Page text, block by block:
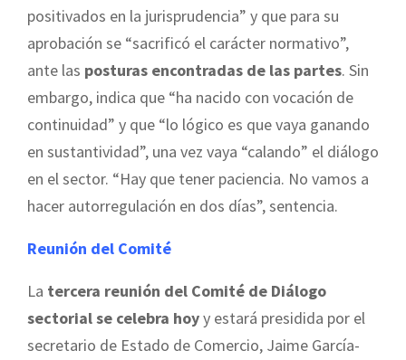
positivados en la jurisprudencia” y que para su
aprobación se “sacrificó el carácter normativo”,
ante las posturas encontradas de las partes. Sin
embargo, indica que “ha nacido con vocación de
continuidad” y que “lo lógico es que vaya ganando
en sustantividad”, una vez vaya “calando” el diálogo
en el sector. “Hay que tener paciencia. No vamos a
hacer autorregulación en dos días”, sentencia.
Reunión del Comité
La tercera reunión del Comité de Diálogo
sectorial se celebra hoyy estará presidida por el
secretario de Estado de Comercio, Jaime García-